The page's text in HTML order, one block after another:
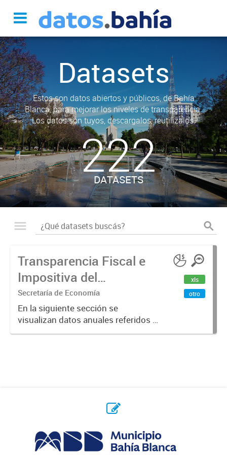
Datasets
Estos son datos abiertos y públicos, de Bahía
Blanca, para mejorar los niveles de transparencia.
Los datos son tuyos, descargalos, reutilizalos.
222
DATASETS
Transparencia Fiscal e
Impositiva del
Municipio. Año 2023
Secretaría de Economía
En la siguiente sección se
visualizan datos anuales referidos a
la transparencia fiscal e impositiva
xls
otro